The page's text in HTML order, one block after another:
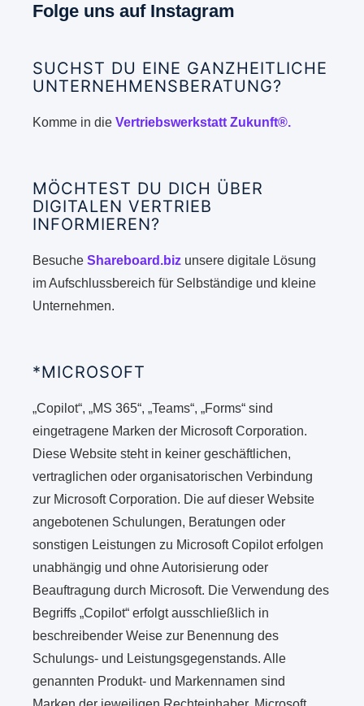
Folge uns auf Instagram
SUCHST DU EINE GANZHEITLICHE
UNTERNEHMENSBERATUNG?
Komme in dieVertriebswerkstatt Zukunft®.
MÖCHTEST DU DICH ÜBER
DIGITALEN VERTRIEB
INFORMIEREN?
BesucheShareboard.biz unsere digitale Lösung
im Aufschlussbereich für Selbständige und kleine
Unternehmen.
*MICROSOFT
„Copilot“, „MS 365“, „Teams“, „Forms“ sind
eingetragene Marken der Microsoft Corporation.
Diese Website steht in keiner geschäftlichen,
vertraglichen oder organisatorischen Verbindung
zur Microsoft Corporation. Die auf dieser Website
angebotenen Schulungen, Beratungen oder
sonstigen Leistungen zu Microsoft Copilot erfolgen
unabhängig und ohne Autorisierung oder
Beauftragung durch Microsoft. Die Verwendung des
Begriffs „Copilot“ erfolgt ausschließlich in
beschreibender Weise zur Benennung des
Schulungs- und Leistungsgegenstands. Alle
genannten Produkt- und Markennamen sind